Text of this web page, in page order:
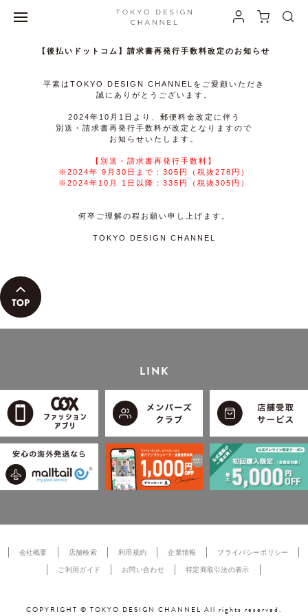
【後払いドットコム】請求書再発行手数料改定のお知らせ
平素はTOKYO DESIGN CHANNELをご愛顧いただき
誠にありがとうございます。
2024年10月1日より、郵便料金改定に伴う
別送・請求書再発行手数料が改定となりますので
お知らせいたします。
【別送・請求書再発行手数料】
※2024年 9月30日まで：305円（税抜278円）
※2024年10月 1日以降：335円（税抜305円）
何卒ご理解の程お願い申し上げます。
TOKYO DESIGN CHANNEL
LINK
会社概要 店舗検索 利用規約 企業情報 プライバシーポリシー
ご利用ガイド お問い合わせ 特定商取引法の表示
COPYRIGHT © TOKYO DESIGN CHANNEL All rights reserved.